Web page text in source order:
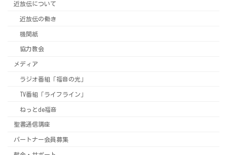
近放伝について
近放伝の働き
機関紙
協力教会
メディア
ラジオ番組「福音の光」
TV番組「ライフライン」
ねっとde福音
聖書通信講座
パートナー会員募集